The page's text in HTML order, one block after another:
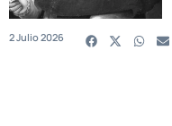
2 Julio 2026